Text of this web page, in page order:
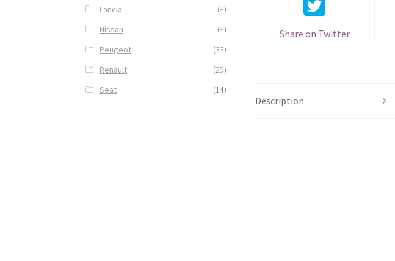
Share on Twitter
Description
Lancia
(8)
Nissan
(8)
Peugeot
(33)
Renault
(29)
Seat
(14)